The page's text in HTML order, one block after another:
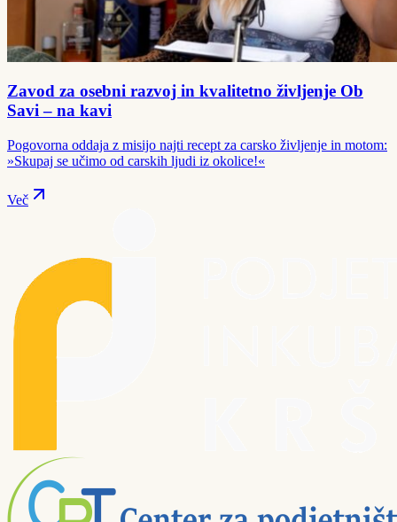
Zavod za osebni razvoj in kvalitetno življenje Ob
Savi – na kavi
Pogovorna oddaja z misijo najti recept za carsko življenje in motom:
»Skupaj se učimo od carskih ljudi iz okolice!«
Več